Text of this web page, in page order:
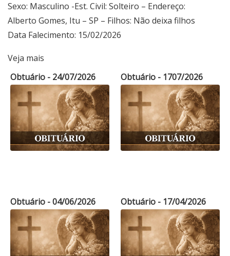
Sexo: Masculino -Est. Civil: Solteiro – Endereço:
Alberto Gomes, Itu – SP – Filhos: Não deixa filhos
Data Falecimento: 15/02/2026
Veja mais
Obtuário - 24/07/2026
Obtuário - 1707/2026
Obtuário - 04/06/2026 Obtuário - 17/04/2026